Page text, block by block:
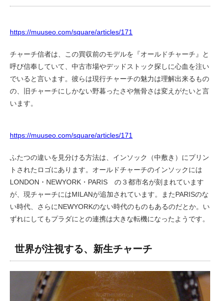
https://muuseo.com/square/articles/171
チャーチ信者は、この買収前のモデルを『オールドチャーチ』と
呼び信奉していて、中古市場やデッドストック探しに心血を注い
でいると言います。彼らは現行チャーチの魅力は理解出来るもの
の、旧チャーチにしかない野暮ったさや無骨さは変えがたいと言
います。
https://muuseo.com/square/articles/171
ふたつの違いを見分ける方法は、インソック（中敷き）にプリン
トされたロゴにあります。オールドチャーチのインソックには
LONDON・NEWYORK・PARIS の３都市名が刻まれています
が、現チャーチにはMILANが追加されています。またPARISのな
い時代、さらにNEWYORKのない時代のものもあるのだとか。い
ずれにしてもプラダにとの連携は大きな転機になったようです。
世界が注視する、新生チャーチ